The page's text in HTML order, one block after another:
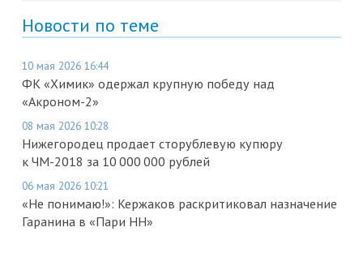
Новости по теме
10 мая 2026 16:44
ФК «Химик» одержал крупную победу над
«Акроном-2»
08 мая 2026 10:28
Нижегородец продает сторублевую купюру
к ЧМ-2018 за 10 000 000 рублей
06 мая 2026 10:21
«Не понимаю!»: Кержаков раскритиковал назначение
Гаранина в «Пари НН»